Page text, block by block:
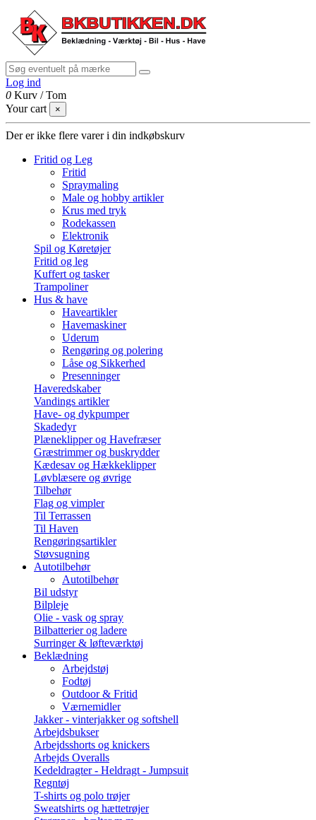
Log ind
0 Kurv /Tom
Your cart
×
Der er ikke flere varer i din indkøbskurv
Fritid og Leg
Fritid
Spraymaling
Male og hobby artikler
Krus med tryk
Rodekassen
Elektronik
Spil og Køretøjer
Fritid og leg
Kuffert og tasker
Trampoliner
Hus & have
Haveartikler
Havemaskiner
Uderum
Rengøring og polering
Låse og Sikkerhed
Presenninger
Haveredskaber
Vandings artikler
Have- og dykpumper
Skadedyr
Plæneklipper og Havefræser
Græstrimmer og buskrydder
Kædesav og Hækkeklipper
Løvblæsere og øvrige
Tilbehør
Flag og vimpler
Til Terrassen
Til Haven
Rengøringsartikler
Støvsugning
Autotilbehør
Autotilbehør
Bil udstyr
Bilpleje
Olie - vask og spray
Bilbatterier og ladere
Surringer & løfteværktøj
Beklædning
Arbejdstøj
Fodtøj
Outdoor & Fritid
Værnemidler
Jakker - vinterjakker og softshell
Arbejdsbukser
Arbejdsshorts og knickers
Arbejds Overalls
Kedeldragter - Heldragt - Jumpsuit
Regntøj
T-shirts og polo trøjer
Sweatshirts og hættetrøjer